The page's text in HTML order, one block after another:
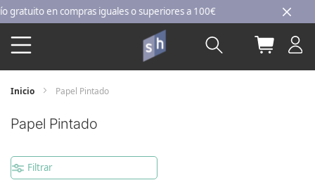
Ir
al
contenido
iguales o superiores a 100€
Buscar Mi
Inicio Papel Pintado
Papel Pintado
Filtrar